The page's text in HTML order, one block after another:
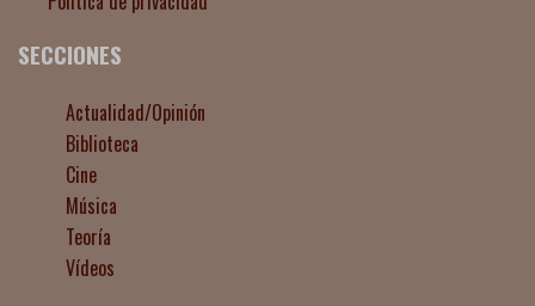
SECCIONES
Actualidad/Opinión
Biblioteca
Cine
Música
Teoría
Vídeos